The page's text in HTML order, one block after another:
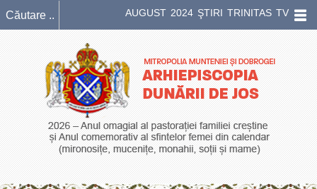
AUGUST 2024 ŞTIRI TRINITAS TV